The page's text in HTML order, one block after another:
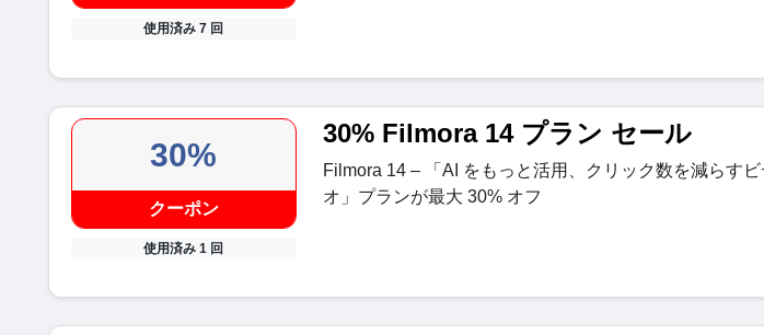
使用済み 7 回
30%
クーポン
使用済み 1 回
30% Filmora 14 プラン セール
Filmora 14 – 「AI をもっと活用、クリック数を減らすビ
オ」プランが最大 30% オフ